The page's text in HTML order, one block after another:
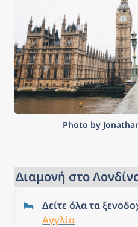
Photo by
Διαμονή στο
Δείτε όλα τα
Αγγλία